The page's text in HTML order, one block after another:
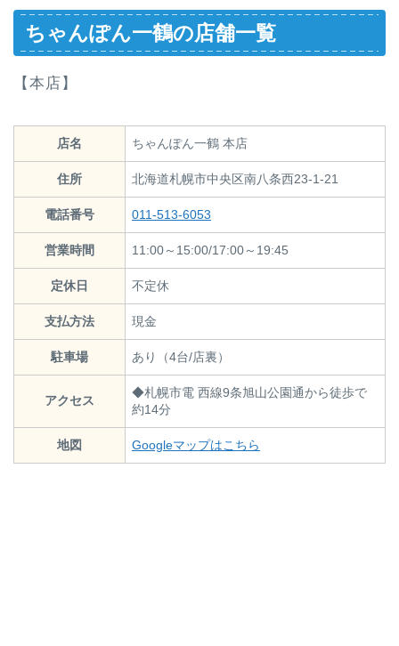
ちゃんぽん一鶴の店舗一覧
【本店】
店名 ちゃんぽん一鶴 本店
住所 北海道札幌市中央区南八条西23-1-21
電話番号 011-513-6053
営業時間 11:00～15:00/17:00～19:45
定休日 不定休
支払方法 現金
駐車場 あり（4台/店裏）
アクセス
◆札幌市電 西線9条旭山公園通から徒歩で
約14分
地図 Googleマップはこちら